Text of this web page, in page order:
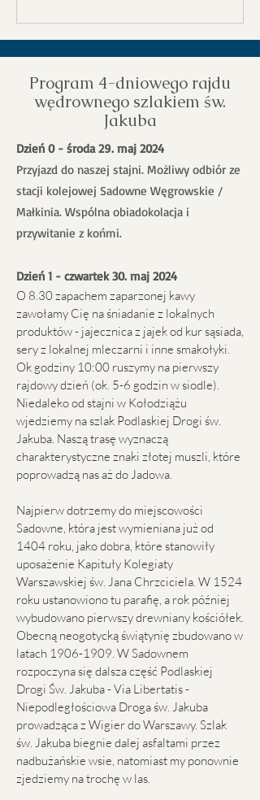
Program 4-dniowego rajdu
wędrownego szlakiem św.
Jakuba
Dzień 0 - środa 29. maj 2024
Przyjazd do naszej stajni. Możliwy odbiór ze
stacji kolejowej Sadowne Węgrowskie /
Małkinia. Wspólna obiadokolacja i
przywitanie z końmi.
Dzień 1 - czwartek 30. maj 2024
O 8.30 zapachem zaparzonej kawy
zawołamy Cię na śniadanie z lokalnych
produktów - jajecznica z jajek od kur sąsiada,
sery z lokalnej mleczarni i inne smakołyki.
Ok godziny 10:00 ruszymy na pierwszy
rajdowy dzień (ok. 5-6 godzin w siodle).
Niedaleko od stajni w Kołodziążu
wjedziemy na szlak Podlaskiej Drogi św.
Jakuba. Naszą trasę wyznaczą
charakterystyczne znaki złotej muszli, które
poprowadzą nas aż do Jadowa.
Najpierw dotrzemy do miejscowości
Sadowne, która jest wymieniana już od
1404 roku, jako dobra, które stanowiły
uposażenie Kapituły Kolegiaty
Warszawskiej św. Jana Chrzciciela. W 1524
roku ustanowiono tu parafię, a rok później
wybudowano pierwszy drewniany kościółek.
Obecną neogotycką świątynię zbudowano w
latach 1906-1909. W Sadownem
rozpoczyna się dalsza część Podlaskiej
Drogi Św. Jakuba - Via Libertatis -
Niepodległościowa Droga św. Jakuba
prowadząca z Wigier do Warszawy. Szlak
św. Jakuba biegnie dalej asfaltami przez
nadbużańskie wsie, natomiast my ponownie
zjedziemy na trochę w las.